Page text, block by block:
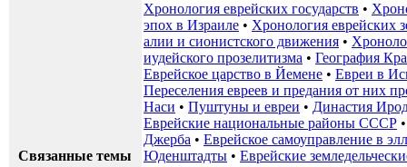
Связанные темы
Хронология еврейских государств •
эпох в Израиле • Хронология еврейских
алии и сионистского движения •
иудейского прозелитизма • География
Еврейское царство в Йемене • Евреи в
Переселения евреев и предания от них
Наси • Пуштуны и евреи • Династия
Еврейские национальные районы СССР
Джерба • Еврейское самоуправление в
Юденштадты • Еврейские